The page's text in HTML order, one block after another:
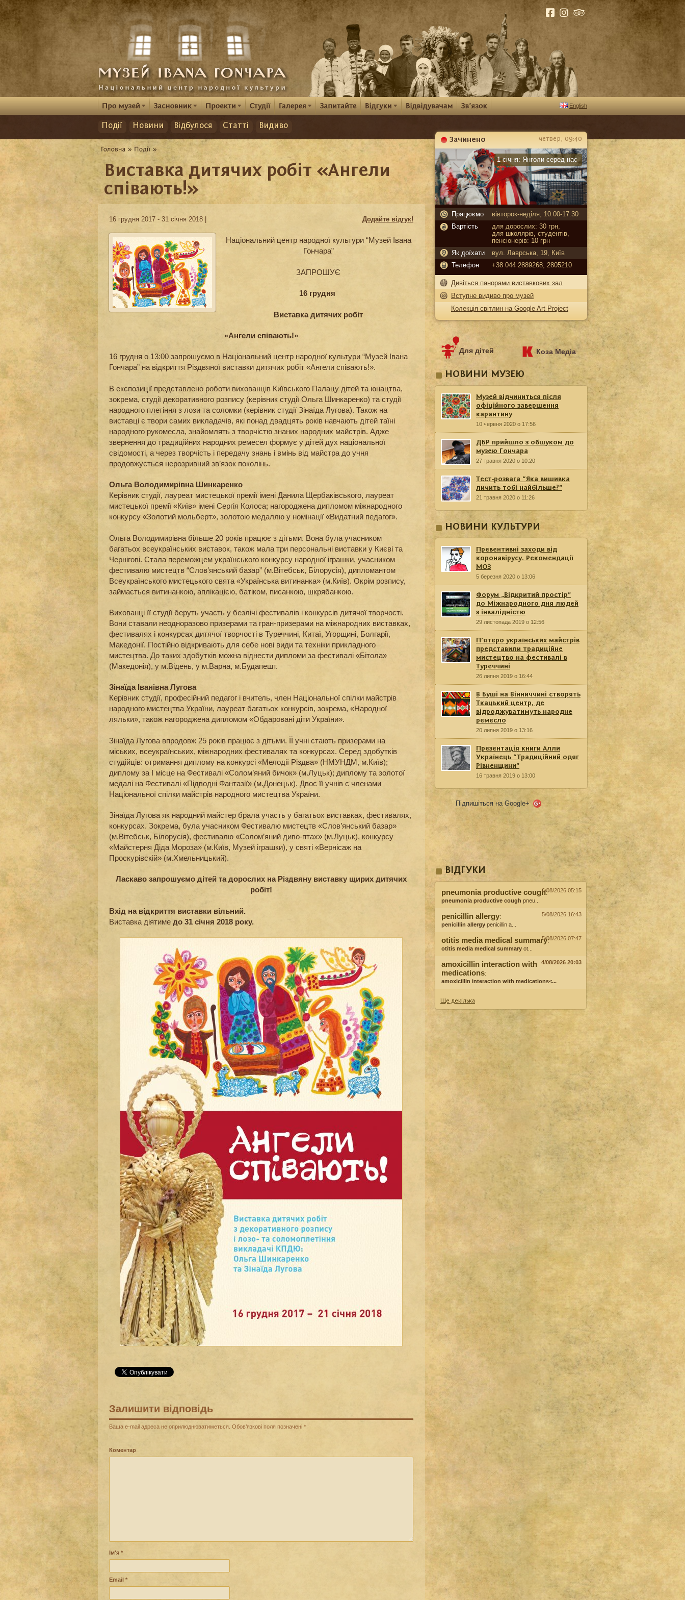
English
Події Новини Відбулося Статті Видиво
Виставка дитячих робіт «Ангели
співають!»
16 грудня 2017 - 31 січня 2018 | Додайте відгук!
Національний центр народної культури “Музей Івана
Гончара”
ЗАПРОШУЄ
16 грудня
Виставка дитячих робіт
«Ангели співають!»
16 грудня о 13:00 запрошуємо в Національний центр народної культури “Музей Івана
Гончара” на відкриття Різдвяної виставки дитячих робіт «Ангели співають!».
В експозиції представлено роботи вихованців Київського Палацу дітей та юнацтва,
зокрема, студії декоративного розпису (керівник студії Ольга Шинкаренко) та студії
народного плетіння з лози та соломки (керівник студії Зінаїда Лугова). Також на
виставці є твори самих викладачів, які понад двадцять років навчають дітей таїні
народного рукомесла, знайомлять з творчістю знаних народних майстрів. Адже
звернення до традиційних народних ремесел формує у дітей дух національної
свідомості, а через творчість і передачу знань і вмінь від майстра до учня
продовжується нерозривний зв’язок поколінь.
Ольга Володимирівна Шинкаренко
Керівник студії, лауреат мистецької премії імені Данила Щербаківського, лауреат
мистецької премії «Київ» імені Сергія Колоса; нагороджена дипломом міжнародного
конкурсу «Золотий мольберт», золотою медаллю у номінації «Видатний педагог».
Ольга Володимирівна більше 20 років працює з дітьми. Вона була учасником
багатьох всеукраїнських виставок, також мала три персональні виставки у Києві та
Чернігові. Стала переможцем українського конкурсу народної іграшки, учасником
фестивалю мистецтв “Слов’янський базар” (м.Вітебськ, Білорусія), дипломантом
Всеукраїнського мистецького свята «Українська витинанка» (м.Київ). Окрім розпису,
займається витинанкою, аплікацією, батіком, писанкою, шкрябанкою.
Вихованці її студії беруть участь у безлічі фестивалів і конкурсів дитячої творчості.
Вони ставали неодноразово призерами та гран-призерами на міжнародних виставках,
фестивалях і конкурсах дитячої творчості в Туреччині, Китаї, Угорщині, Болгарії,
Македонії. Постійно відкривають для себе нові види та техніки прикладного
мистецтва. До таких здобутків можна віднести дипломи за фестивалі «Бітола»
(Македонія), у м.Відень, у м.Варна, м.Будапешт.
Зінаїда Іванівна Лугова
Керівник студії, професійний педагог і вчитель, член Національної спілки майстрів
народного мистецтва України, лауреат багатьох конкурсів, зокрема, «Народної
ляльки», також нагороджена дипломом «Обдаровані діти України».
Зінаїда Лугова впродовж 25 років працює з дітьми. ЇЇ учні стають призерами на
міських, всеукраїнських, міжнародних фестивалях та конкурсах. Серед здобутків
студійців: отримання диплому на конкурсі «Мелодії Різдва» (НМУНДМ, м.Київ);
диплому за І місце на Фестивалі «Солом’яний бичок» (м.Луцьк); диплому та золотої
медалі на Фестивалі «Підводні Фантазії» (м.Донецьк). Двоє її учнів є членами
Національної спілки майстрів народного мистецтва України.
Зінаїда Лугова як народний майстер брала участь у багатьох виставках, фестивалях,
конкурсах. Зокрема, була учасником Фестивалю мистецтв «Слов’янський базар»
(м.Вітебськ, Білорусія), фестивалю «Солом’яний диво-птах» (м.Луцьк), конкурсу
«Майстерня Діда Мороза» (м.Київ, Музей іграшки), у святі «Вернісаж на
Проскурівскій» (м.Хмельницький).
Ласкаво запрошуємо дітей та дорослих на Різдвяну виставку щирих дитячих
робіт!
Вхід на відкриття виставки вільний.
Виставка діятиме до 31 січня 2018 року.
Залишити відповідь
Ваша e-mail адреса не оприлюднюватиметься. Обов’язкові поля позначені *
Коментар
Ім'я *
Email *
Зачинено
Карантин
четвер, 09:40
1 січня: Янголи серед нас
Працюємо
вівторок-неділя, 10:00-17:30
Вартість
для дорослих: 30 грн,
для школярів, студентів,
пенсіонерів: 10 грн
Як доїхати
вул. Лаврська, 19, Київ
Телефон
+38 044 2889268, 2805210
Дивіться панорами виставкових зал
Вступне видиво про музей
Колекція світлин на Google Art Project
Для дітей Коза Медіа
НОВИНИ МУЗЕЮ
Музей відчиниться після
офіційного завершення
карантину
10 червня 2020 о 17:56
ДБР прийшло з обшуком до
музею Гончара
27 травня 2020 о 10:20
Тест-розвага “Яка вишивка
личить тобі найбільше?”
21 травня 2020 о 11:26
НОВИНИ КУЛЬТУРИ
Превентивні заходи від
коронавірусу. Рекомендації
МОЗ
5 березня 2020 о 13:06
Форум „Відкритий простір”
до Міжнародного дня людей
з інвалідністю
29 листопада 2019 о 12:56
П’ятеро українських майстрів
представили традиційне
мистецтво на фестивалі в
Туреччині
26 липня 2019 о 16:44
В Буші на Вінниччині створять
Ткацький центр, де
відроджуватимуть народне
ремесло
20 липня 2019 о 13:16
Презентація книги Алли
Українець “Традиційний одяг
Рівненщини”
16 травня 2019 о 13:00
Підпишіться на Google+
ВІДГУКИ
pneumonia productive cough:
pneumonia productive cough pneu...
6/08/2026 05:15
penicillin allergy:
penicillin allergy penicillin a...
5/08/2026 16:43
otitis media medical summary:
otitis media medical summary ot...
5/08/2026 07:47
amoxicillin interaction with
medications:
amoxicillin interaction with medications<...
4/08/2026 20:03
Ще декілька